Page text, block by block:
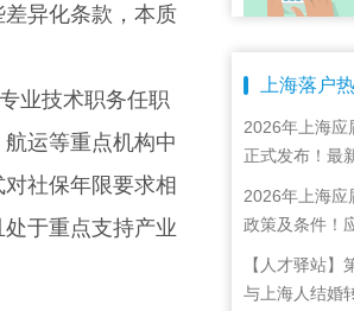
异化条款，本质
业技术职务任职
运等重点机构中
社保年限要求相
于重点支持产业
上海落户
2026年上海应
正式发布！最
流程解析！
2026年上海应
政策及条件！
落户上海！
【人才驿站】
与上海人结婚